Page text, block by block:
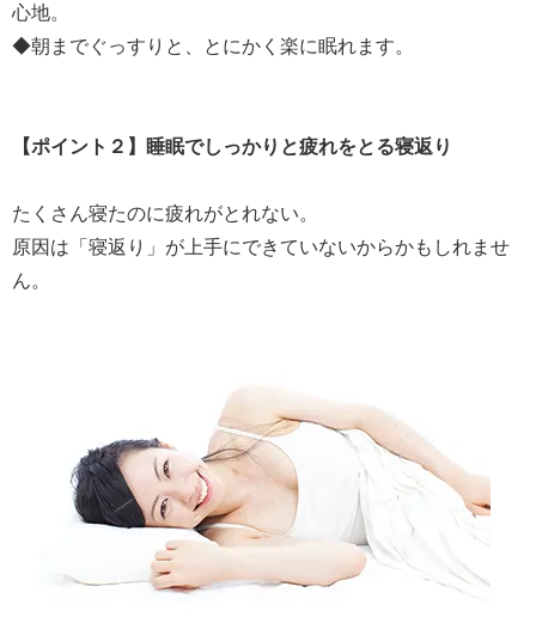
心地。
◆朝までぐっすりと、とにかく楽に眠れます。
【ポイント２】睡眠でしっかりと疲れをとる寝返り
たくさん寝たのに疲れがとれない。
原因は「寝返り」が上手にできていないからかもしれませ
ん。